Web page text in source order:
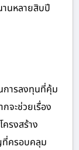
านหลายสิบปี
การลงทุนที่คุ้ม
จะช่วยเรื่อง
ครงสร้าง
ที่ครอบคลุม